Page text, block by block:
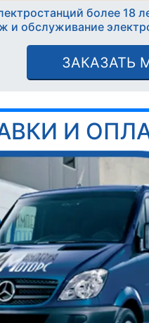
более 18
и обслуживание
ЗАКАЗАТЬ
И